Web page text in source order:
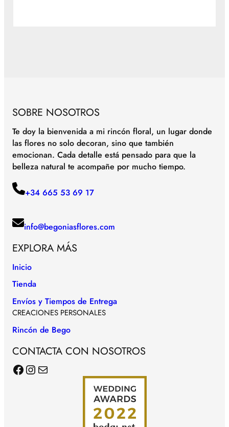
SOBRE NOSOTROS
Te doy la bienvenida a mi rincón floral, un lugar donde
las flores no solo decoran, sino que también
emocionan. Cada detalle está pensado para que la
belleza natural te acompañe por mucho tiempo.
+34 665 53 69 17
info@begoniasflores.com
EXPLORA MÁS
Inicio
Tienda
Envíos y Tiempos de Entrega
CREACIONES PERSONALES
Rincón de Bego
CONTACTA CON NOSOTROS
Facebook Instagram Correo electrónico